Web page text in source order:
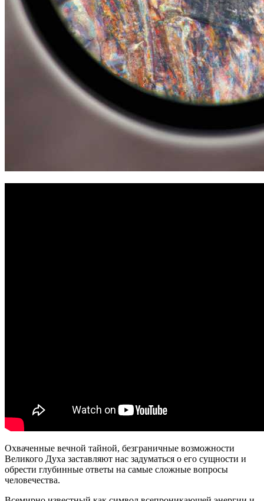
Охваченные вечной тайной, безграничные возможности
Великого Духа заставляют нас задуматься о его сущности и
обрести глубинные ответы на самые сложные вопросы
человечества.